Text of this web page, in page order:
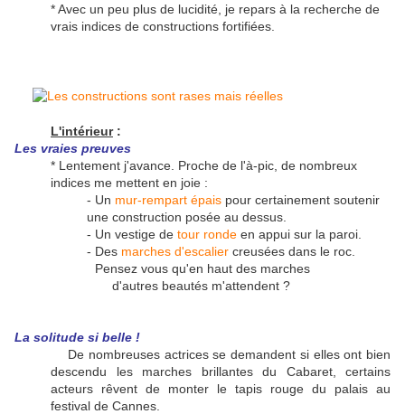
* Avec un peu plus de lucidité, je repars à la recherche de
vrais indices de constructions fortifiées.
L'intérieur:
Les vraies preuves
* Lentement j'avance. Proche de l'à-pic, de nombreux
indices me mettent en joie :
- Un mur-rempart épais pour certainement soutenir
une construction posée au dessus.
- Un vestige de tour ronde en appui sur la paroi.
- Des marches d'escalier creusées dans le roc.
Pensez vous qu'en haut des marches
d'autres beautés m'attendent ?
La solitude si belle !
De nombreuses actrices se demandent si elles ont bien
descendu les marches brillantes du Cabaret, certains
acteurs rêvent de monter le tapis rouge du palais au
festival de Cannes.